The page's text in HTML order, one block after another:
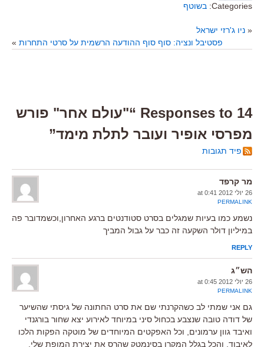
Categories: בשוטף
« ניו ג'רזי ישראל
פסטיבל ונציה: סוף סוף ההודעה הרשמית על סרטי התחרות »
14 Responses to “"עולם אחר" פורש
מפרסי אופיר ועובר לתלת מימד”
פיד תגובות
מר קרפד
26 יולי 2012 at 0:41
PERMALINK
נשמע כמו בעיות שמגלים בסרט סטודנטים ברגע האחרון,וכשמדובר פה
במיליון דולר השקעה זה כבר על גבול המביך
REPLY
הש״ג
26 יולי 2012 at 0:45
PERMALINK
גם אני שמתי לב כשהקרנתי שם את סרט החתונה של גיסתי שהשיער
של דודה טובה שנצבע בכחול סיני במיוחד לאירוע יצא שחור בורגנדי
ואיבד גוון ערמונים, וכל האפקטים המיוחדים של מוטקה הפקות הלכו
לאיבוד, והכל בגלל המקרן בסינמטק שהרס את יצירת המופת שלי.